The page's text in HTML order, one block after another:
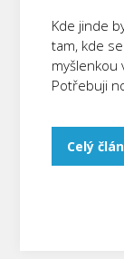
Kde jinde
tam, kde
myšlenkou
Potřebuji
Celý